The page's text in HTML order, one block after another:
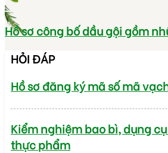
Hồ sơ công bố dầu gội gồm
HỎI ĐÁP
Hồ sơ đăng ký mã số mã
Kiểm nghiệm bao bì, dụng
thực phẩm